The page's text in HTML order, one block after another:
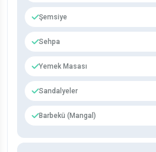
Şemsiye
Sehpa
Yemek Masası
Sandalyeler
Barbekü (Mangal)